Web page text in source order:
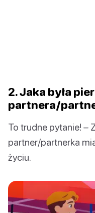
2. Jaka była
partnera/
To trudne pytanie! –
partner/partnerka
życiu.